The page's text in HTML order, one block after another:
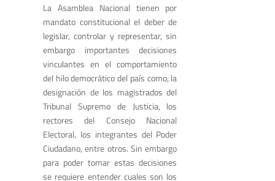
La Asamblea Nacional tienen por
mandato constitucional el deber de
legislar, controlar y representar, sin
embargo importantes decisiones
vinculantes en el comportamiento
del hilo democrático del país como; la
designación de los magistrados del
Tribunal Supremo de Justicia, los
rectores del Consejo Nacional
Electoral, los integrantes del Poder
Ciudadano, entre otros. Sin embargo
para poder tomar estas decisiones
se requiere entender cuales son los